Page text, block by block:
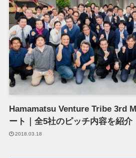
Hamamatsu Venture Tribe 3rd
ート｜全5社のピッチ内容を紹介
2018.03.18